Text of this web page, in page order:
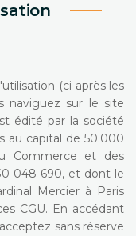
(ci-après les
naviguez sur le site
édité par la société
au capital de 50.000
Commerce et des
048 690, et dont le
Mercier à Paris
CGU. En accédant
sans réserve